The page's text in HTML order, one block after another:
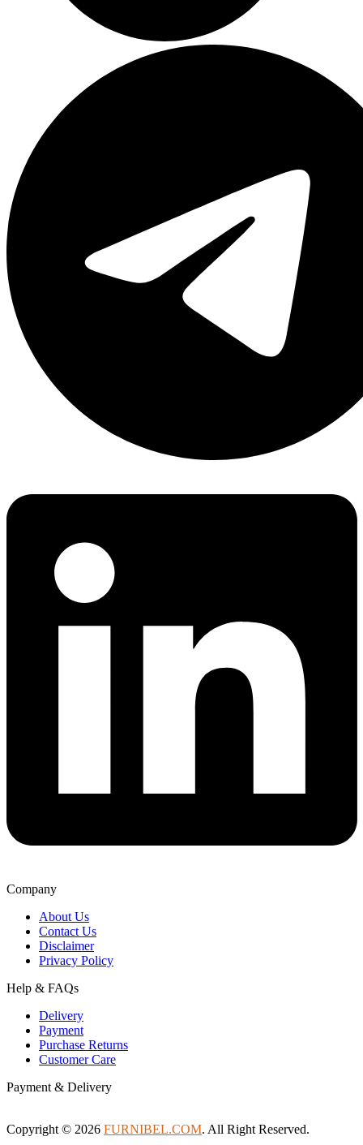
Company
About Us
Contact Us
Disclaimer
Privacy Policy
Help & FAQs
Delivery
Payment
Purchase Returns
Customer Care
Payment & Delivery
Copyright © 2026 FURNIBEL.COM. All Right Reserved.